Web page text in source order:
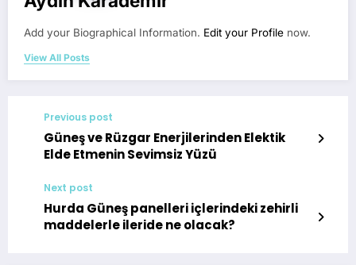
Add your Biographical Information. Edit your Profile now.
View All Posts
Previous post
Güneş ve Rüzgar Enerjilerinden Elektik
Elde Etmenin Sevimsiz Yüzü
Next post
Hurda Güneş panelleri içlerindeki zehirli
maddelerle ileride ne olacak?